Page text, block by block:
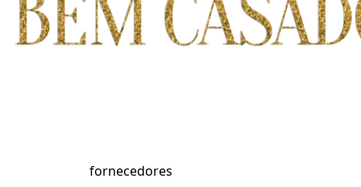
fornecedores